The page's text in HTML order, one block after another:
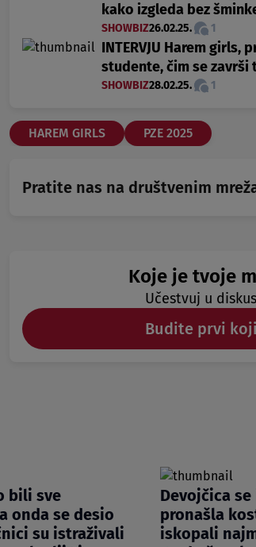
kako izgleda bez
SHOWBIZ26.02.25. 1
INTERVJU Harem girls,
studente, čim se
SHOWBIZ28.02.25. 1
HAREM GIRLS PZE 2025
Pratite nas na društvenim
Koje je tvoje
Učestvuj u
Budite prvi
bili sve
onda se desio
su istraživali
Devojčica
pronašla
iskopali